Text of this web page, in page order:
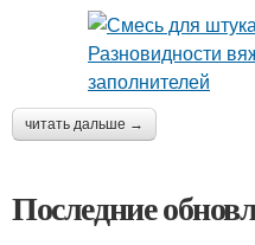
читать дальше →
Последние